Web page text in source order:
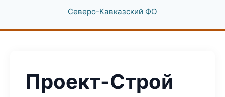
Северо-Кавказский ФО
Проект-Строй